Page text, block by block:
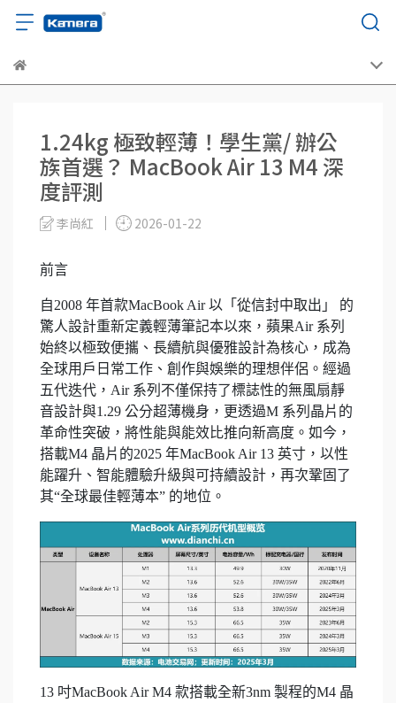
1.24kg 極致輕薄！學生黨/ 辦公
族首選？ MacBook Air 13 M4 深
度評測
李尚紅 2026-01-22
前言
自2008 年首款MacBook Air 以「從信封中取出」 的
驚人設計重新定義輕薄筆記本以來，蘋果Air 系列
始終以極致便攜、長續航與優雅設計為核心，成為
全球用戶日常工作、創作與娛樂的理想伴侶。經過
五代迭代，Air 系列不僅保持了標誌性的無風扇靜
音設計與1.29 公分超薄機身，更透過M 系列晶片的
革命性突破，將性能與能效比推向新高度。如今，
搭載M4 晶片的2025 年MacBook Air 13 英寸，以性
能躍升、智能體驗升級與可持續設計，再次鞏固了
其“全球最佳輕薄本” 的地位。
13 吋MacBook Air M4 款搭載全新3nm 製程的M4 晶